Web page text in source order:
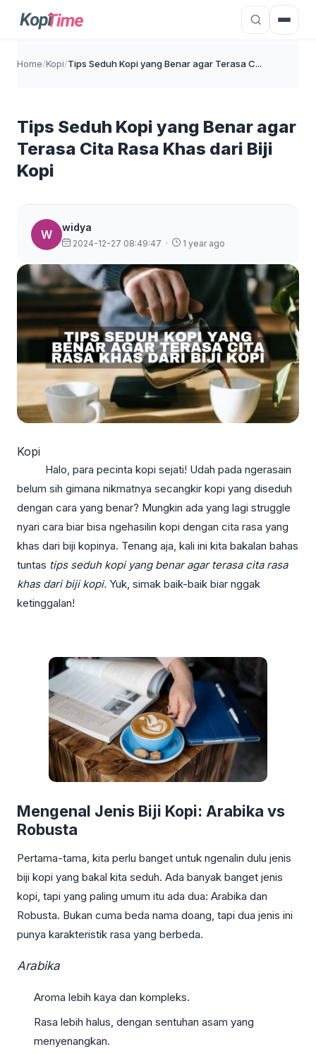
Home/Kopi/Tips Seduh Kopi yang Benar agar Terasa C...
Tips Seduh Kopi yang Benar agar
Terasa Cita Rasa Khas dari Biji
Kopi
W
widya
2024-12-27 08:49:47 · 1 year ago
Kopi
Halo, para pecinta kopi sejati! Udah pada ngerasain
belum sih gimana nikmatnya secangkir kopi yang diseduh
dengan cara yang benar? Mungkin ada yang lagi struggle
nyari cara biar bisa ngehasilin kopi dengan cita rasa yang
khas dari biji kopinya. Tenang aja, kali ini kita bakalan bahas
tuntas tips seduh kopi yang benar agar terasa cita rasa
khas dari biji kopi. Yuk, simak baik-baik biar nggak
ketinggalan!
Mengenal Jenis Biji Kopi: Arabika vs
Robusta
Pertama-tama, kita perlu banget untuk ngenalin dulu jenis
biji kopi yang bakal kita seduh. Ada banyak banget jenis
kopi, tapi yang paling umum itu ada dua: Arabika dan
Robusta. Bukan cuma beda nama doang, tapi dua jenis ini
punya karakteristik rasa yang berbeda.
Arabika
Aroma lebih kaya dan kompleks.
Rasa lebih halus, dengan sentuhan asam yang
menyenangkan.